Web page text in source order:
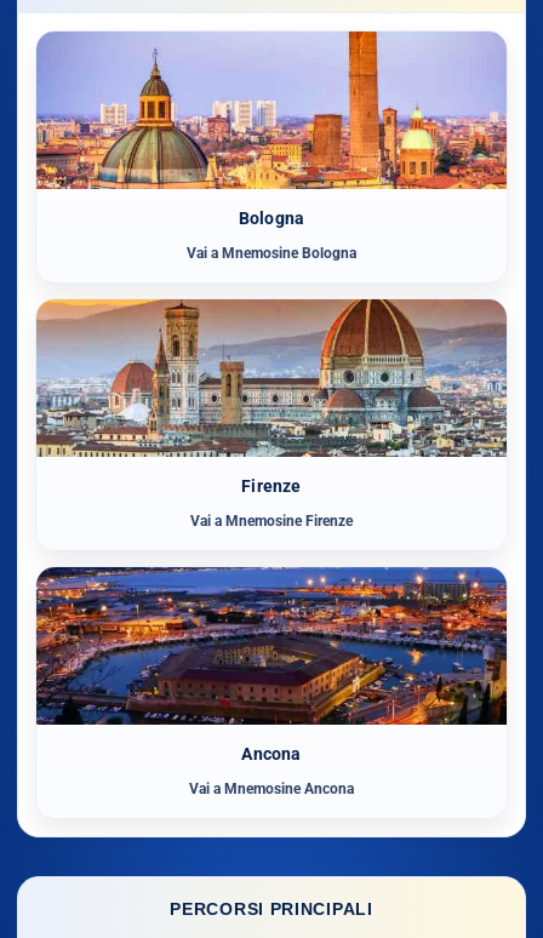
Bologna
Vai a Mnemosine Bologna
Firenze
Vai a Mnemosine Firenze
Ancona
Vai a Mnemosine Ancona
PERCORSI PRINCIPALI